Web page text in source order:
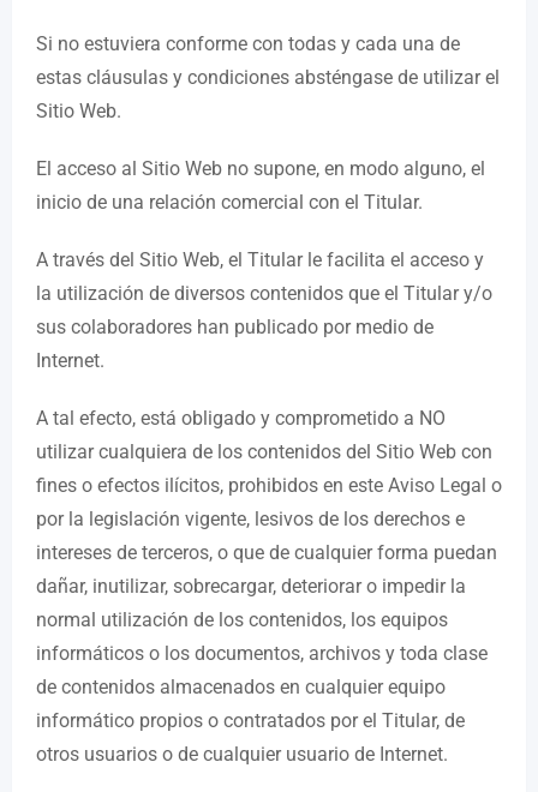
Si no estuviera conforme con todas y cada una de
estas cláusulas y condiciones absténgase de utilizar el
Sitio Web.
El acceso al Sitio Web no supone, en modo alguno, el
inicio de una relación comercial con el Titular.
A través del Sitio Web, el Titular le facilita el acceso y
la utilización de diversos contenidos que el Titular y/o
sus colaboradores han publicado por medio de
Internet.
A tal efecto, está obligado y comprometido a NO
utilizar cualquiera de los contenidos del Sitio Web con
fines o efectos ilícitos, prohibidos en este Aviso Legal o
por la legislación vigente, lesivos de los derechos e
intereses de terceros, o que de cualquier forma puedan
dañar, inutilizar, sobrecargar, deteriorar o impedir la
normal utilización de los contenidos, los equipos
informáticos o los documentos, archivos y toda clase
de contenidos almacenados en cualquier equipo
informático propios o contratados por el Titular, de
otros usuarios o de cualquier usuario de Internet.